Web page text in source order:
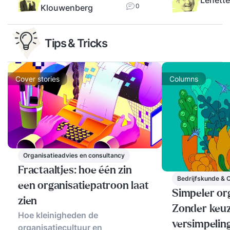
Klouwenberg
0
Tips & Tricks
Cover stories
Organisatieadvies en consultancy
Fractaaltjes: hoe één zin
een organisatiepatroon laat
zien
Hoe kleinigheden de
organisatiecultuur en
Columns
Bedrijfskunde &
Simpeler
Zonder